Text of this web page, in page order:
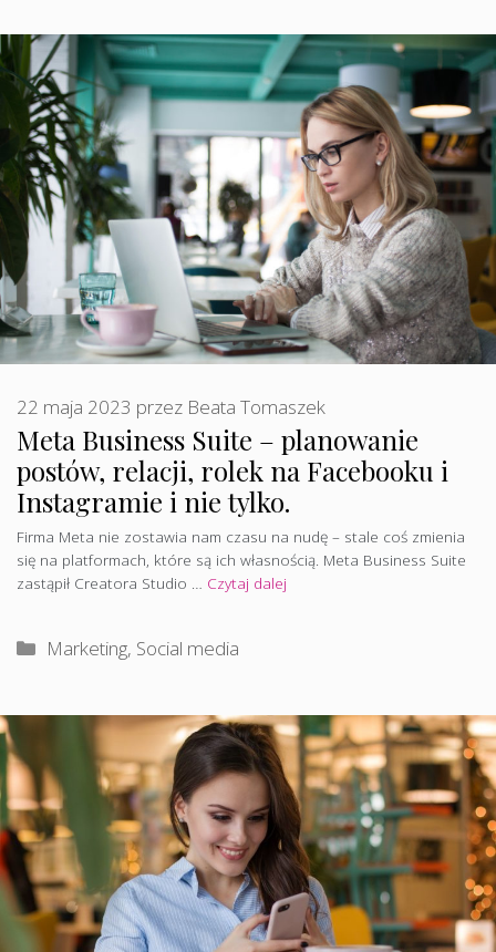
Meta Business Suite – planowanie
postów, relacji, rolek na Facebooku i
Instagramie i nie tylko.
22 maja 2023 przez Beata Tomaszek
Firma Meta nie zostawia nam czasu na nudę – stale coś zmienia
się na platformach, które są ich własnością. Meta Business Suite
zastąpił Creatora Studio … Czytaj dalej
Kategorie
Marketing, Social media